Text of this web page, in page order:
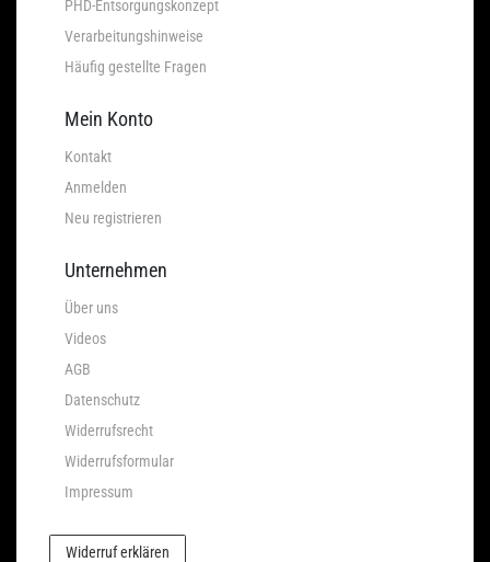
PHD-Entsorgungskonzept
Verarbeitungshinweise
Häufig gestellte Fragen
Mein Konto
Kontakt
Anmelden
Neu registrieren
Unternehmen
Über uns
Videos
AGB
Datenschutz
Widerrufsrecht
Widerrufsformular
Impressum
Widerruf erklären